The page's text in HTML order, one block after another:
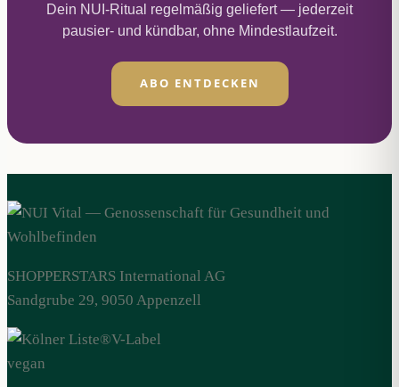
auf
Produktseite
Dein NUI-Ritual regelmäßig geliefert — jederzeit
pausier- und kündbar, ohne Mindestlaufzeit.
ABO ENTDECKEN
SHOPPERSTARS International AG
Sandgrube 29, 9050 Appenzell
V-Label
vegan